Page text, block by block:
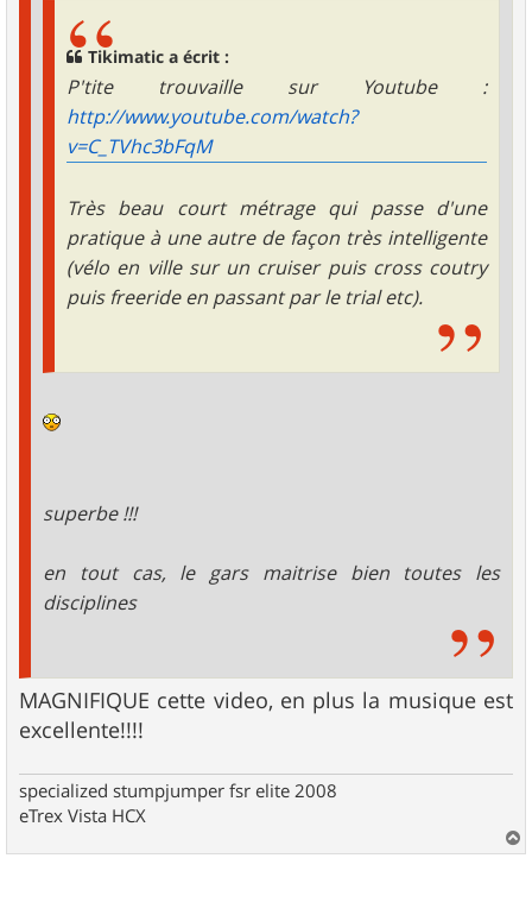
Tikimatic a écrit :
P'tite trouvaille sur Youtube :
http://www.youtube.com/watch?
v=C_TVhc3bFqM
Très beau court métrage qui passe d'une
pratique à une autre de façon très intelligente
(vélo en ville sur un cruiser puis cross coutry
puis freeride en passant par le trial etc).
superbe !!!
en tout cas, le gars maitrise bien toutes les
disciplines
MAGNIFIQUE cette video, en plus la musique est
excellente!!!!
specialized stumpjumper fsr elite 2008
eTrex Vista HCX
a